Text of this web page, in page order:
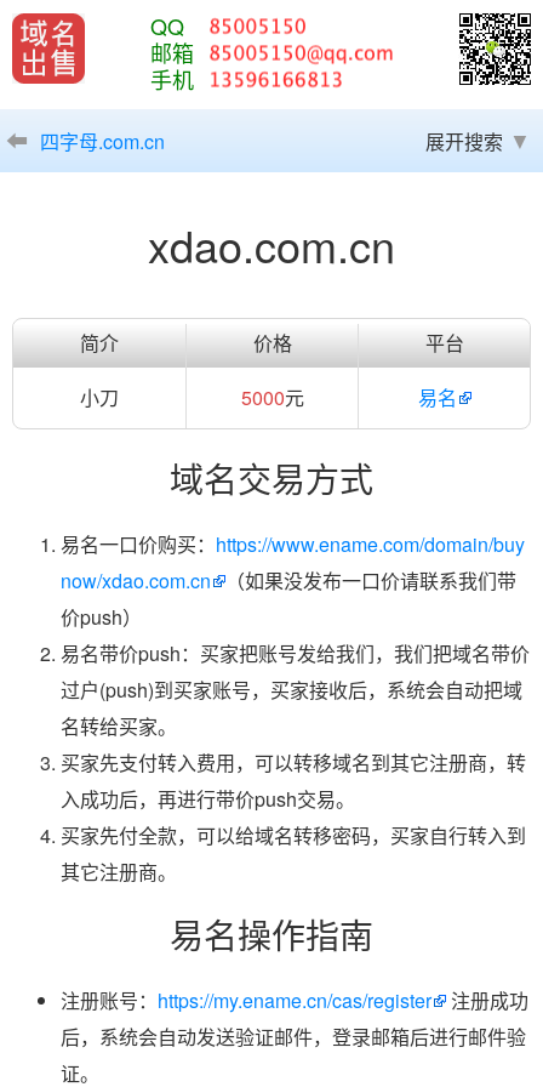
QQ
邮箱
手机
四字母.com.cn 展开搜索
xdao.com.cn
简介 价格
平台
小刀
5000元 易名
域名交易方式
易名一口价购买： https://www.ename.com/domain/buy
now/xdao.com.cn
（如果没发布一口价请联系我们带
价push）
易名带价push：买家把账号发给我们，我们把域名带价
过户(push)到买家账号，买家接收后，系统会自动把域
名转给买家。
买家先支付转入费用，可以转移域名到其它注册商，转
入成功后，再进行带价push交易。
买家先付全款，可以给域名转移密码，买家自行转入到
其它注册商。
易名操作指南
注册账号： https://my.ename.cn/cas/register
注册成功
后，系统会自动发送验证邮件，登录邮箱后进行邮件验
证。